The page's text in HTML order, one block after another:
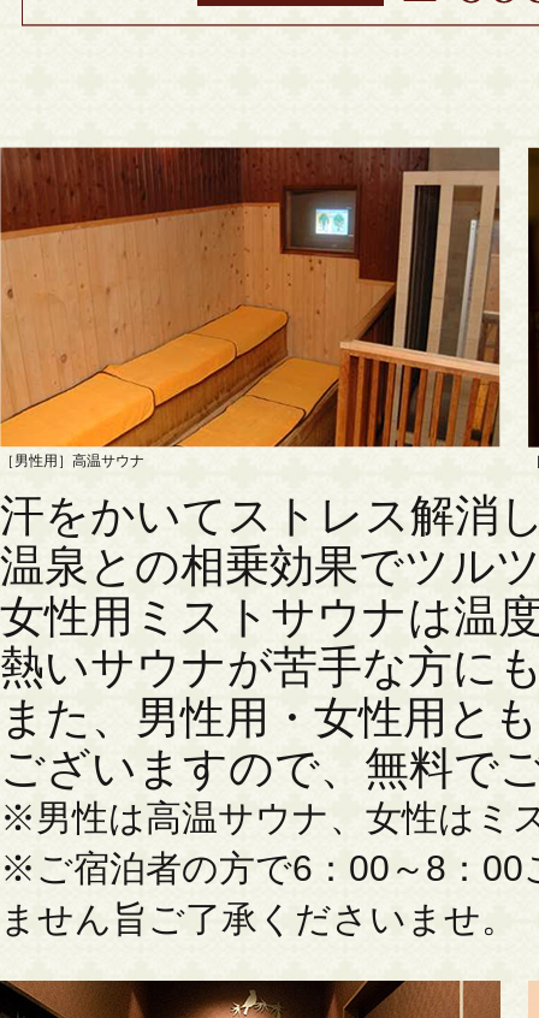
［男性用］高温サウナ
汗をかいてストレス解消
温泉との相乗効果でツル
女性用ミストサウナは温
熱いサウナが苦手な方に
また、男性用・女性用と
ございますので、無料で
※男性は高温サウナ、女性はミ
※ご宿泊者の方で6：00～8：
ません旨ご了承くださいませ。